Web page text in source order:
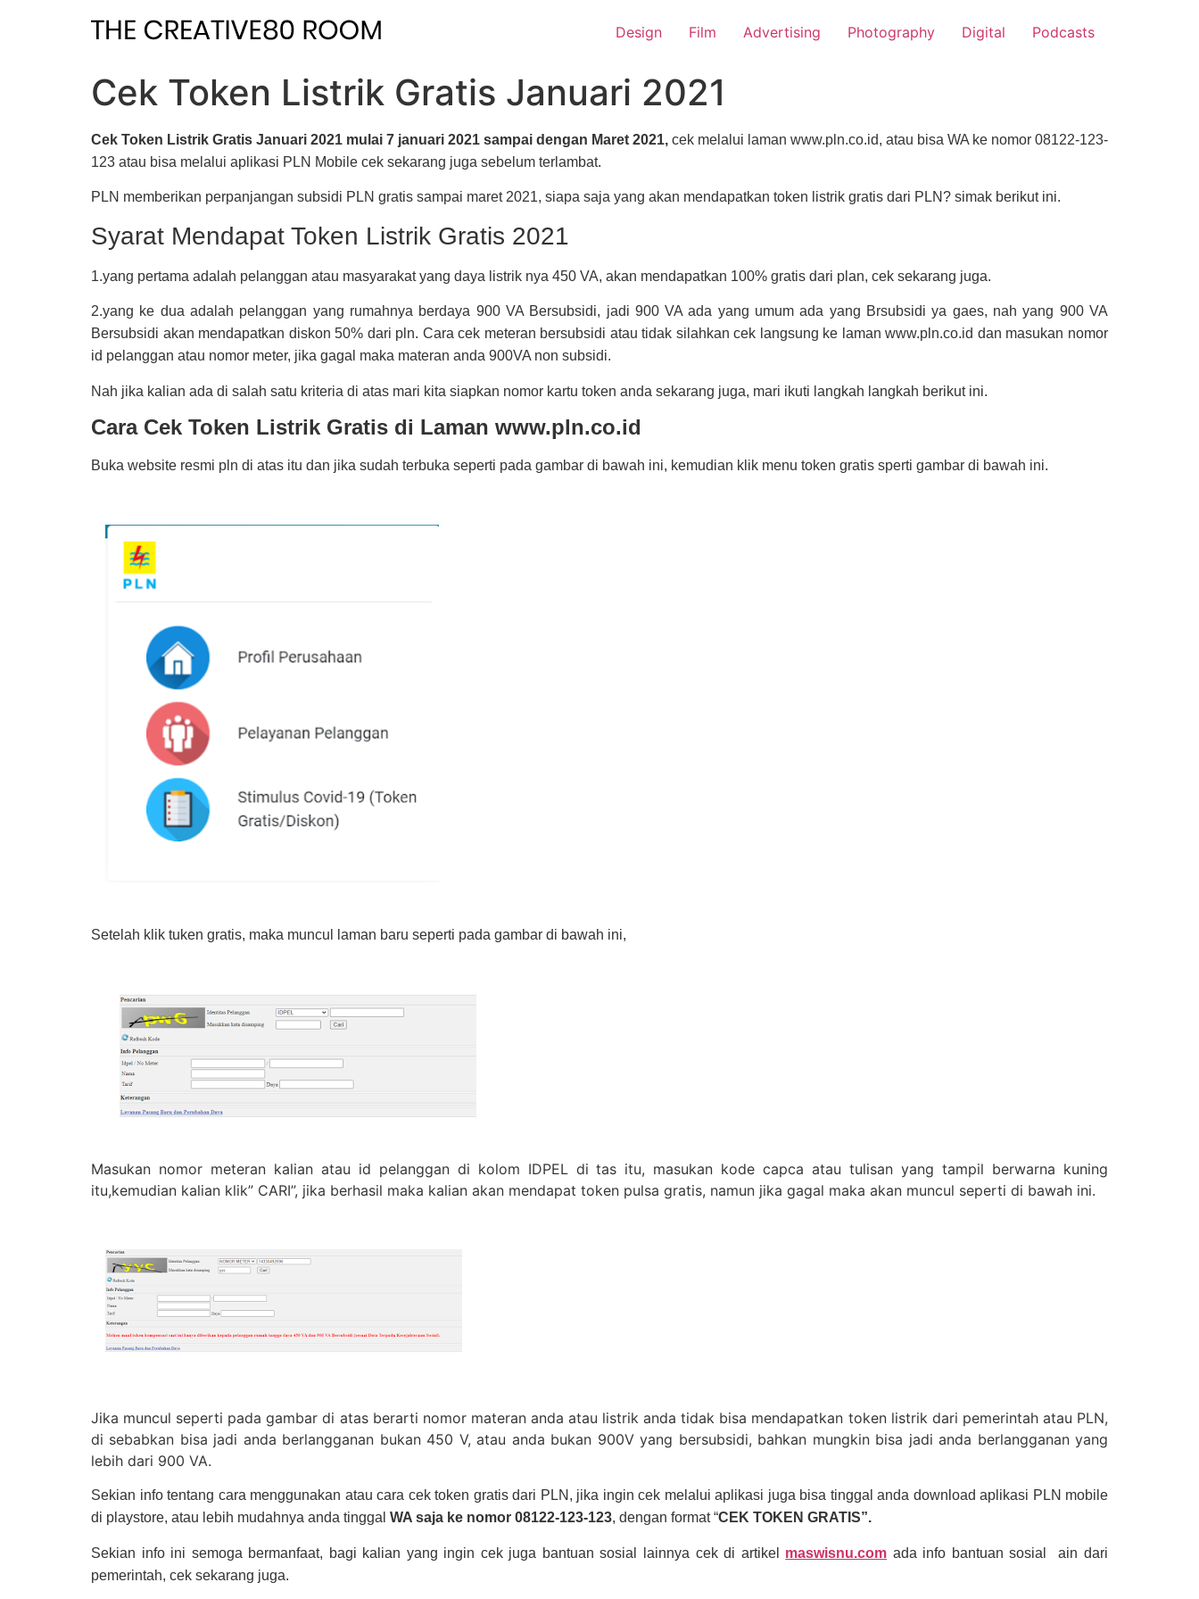
Design Film Advertising Photography Digital Podcasts
Cek Token Listrik Gratis Januari 2021
Cek Token Listrik Gratis Januari 2021 mulai 7 januari 2021 sampai dengan Maret 2021, cek melalui laman www.pln.co.id, atau bisa WA ke nomor 08122-123-
123 atau bisa melalui aplikasi PLN Mobile cek sekarang juga sebelum terlambat.
PLN memberikan perpanjangan subsidi PLN gratis sampai maret 2021, siapa saja yang akan mendapatkan token listrik gratis dari PLN? simak berikut ini.
Syarat Mendapat Token Listrik Gratis 2021
1.yang pertama adalah pelanggan atau masyarakat yang daya listrik nya 450 VA, akan mendapatkan 100% gratis dari plan, cek sekarang juga.
2.yang ke dua adalah pelanggan yang rumahnya berdaya 900 VA Bersubsidi, jadi 900 VA ada yang umum ada yang Brsubsidi ya gaes, nah yang 900 VA
Bersubsidi akan mendapatkan diskon 50% dari pln. Cara cek meteran bersubsidi atau tidak silahkan cek langsung ke laman www.pln.co.id dan masukan nomor
id pelanggan atau nomor meter, jika gagal maka materan anda 900VA non subsidi.
Nah jika kalian ada di salah satu kriteria di atas mari kita siapkan nomor kartu token anda sekarang juga, mari ikuti langkah langkah berikut ini.
Cara Cek Token Listrik Gratis di Laman www.pln.co.id
Buka website resmi pln di atas itu dan jika sudah terbuka seperti pada gambar di bawah ini, kemudian klik menu token gratis sperti gambar di bawah ini.
Setelah klik tuken gratis, maka muncul laman baru seperti pada gambar di bawah ini,
Masukan nomor meteran kalian atau id pelanggan di kolom IDPEL di tas itu, masukan kode capca atau tulisan yang tampil berwarna kuning
itu,kemudian kalian klik” CARI”, jika berhasil maka kalian akan mendapat token pulsa gratis, namun jika gagal maka akan muncul seperti di bawah ini.
Jika muncul seperti pada gambar di atas berarti nomor materan anda atau listrik anda tidak bisa mendapatkan token listrik dari pemerintah atau PLN,
di sebabkan bisa jadi anda berlangganan bukan 450 V, atau anda bukan 900V yang bersubsidi, bahkan mungkin bisa jadi anda berlangganan yang
lebih dari 900 VA.
Sekian info tentang cara menggunakan atau cara cek token gratis dari PLN, jika ingin cek melalui aplikasi juga bisa tinggal anda download aplikasi PLN mobile
di playstore, atau lebih mudahnya anda tinggal WA saja ke nomor 08122-123-123, dengan format “CEK TOKEN GRATIS”.
Sekian info ini semoga bermanfaat, bagi kalian yang ingin cek juga bantuan sosial lainnya cek di artikel maswisnu.com ada info bantuan sosial ain dari
pemerintah, cek sekarang juga.